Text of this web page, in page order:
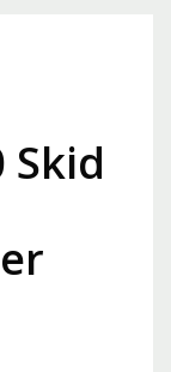
Skid